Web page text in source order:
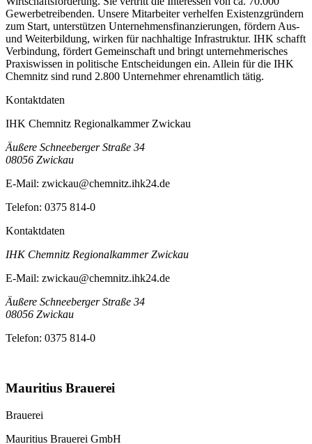
Gewerbetreibenden. Unsere Mitarbeiter verhelfen Existenzgründern
zum Start, unterstützen Unternehmensfinanzierungen, fördern Aus-
und Weiterbildung, wirken für nachhaltige Infrastruktur. IHK schafft
Verbindung, fördert Gemeinschaft und bringt unternehmerisches
Praxiswissen in politische Entscheidungen ein. Allein für die IHK
Chemnitz sind rund 2.800 Unternehmer ehrenamtlich tätig.
Kontaktdaten
IHK Chemnitz Regionalkammer Zwickau
Äußere Schneeberger Straße 34
08056 Zwickau
E-Mail: zwickau@chemnitz.ihk24.de
Telefon: 0375 814-0
Kontaktdaten
IHK Chemnitz Regionalkammer Zwickau
E-Mail: zwickau@chemnitz.ihk24.de
Äußere Schneeberger Straße 34
08056 Zwickau
Telefon: 0375 814-0
Mauritius Brauerei
Brauerei
Mauritius Brauerei GmbH